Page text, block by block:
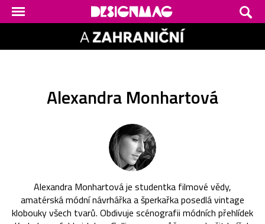
Alexandra Monhartová
Alexandra Monhartová je studentka filmové vědy,
amatérská módní návrhářka a šperkařka posedlá vintage
klobouky všech tvarů. Obdivuje scénografii módních přehlídek